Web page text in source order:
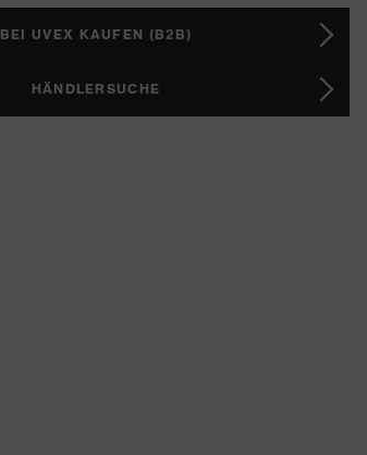
BEI UVEX KAUFEN (B2B)
HÄNDLERSUCHE